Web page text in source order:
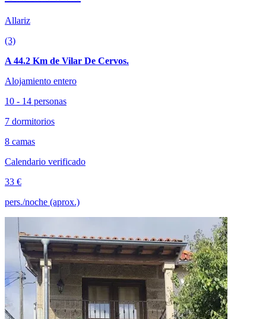
Allariz
(3)
A 44.2 Km de Vilar De Cervos.
Alojamiento entero
10 - 14 personas
7 dormitorios
8 camas
Calendario verificado
33 €
pers./noche (aprox.)